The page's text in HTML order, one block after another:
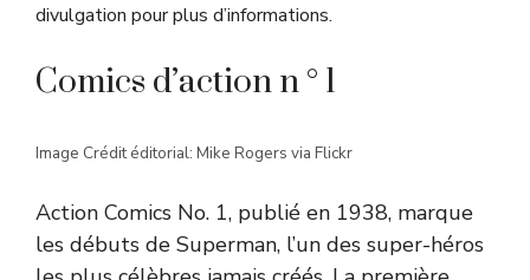
divulgation pour plus d’informations.
Comics d’action n ° 1
Image Crédit éditorial: Mike Rogers via Flickr
Action Comics No. 1, publié en 1938, marque
les débuts de Superman, l’un des super-héros